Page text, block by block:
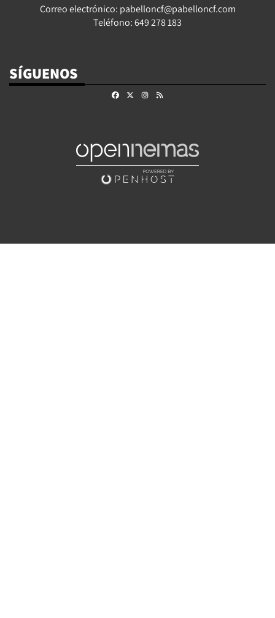
Correo electrónico: pabelloncf@pabelloncf.com
Teléfono: 649 278 183
SÍGUENOS
FacebookInstagram